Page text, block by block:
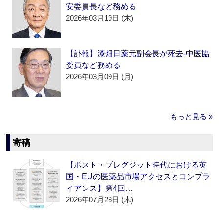
安委員長など務める
2026年03月19日 (木)
【訃報】漆畑日薬元副会長が死去‐中医協
委員など務める
2026年03月09日 (月)
もっと見る »
寄稿
【ポスト・ブレグジット時代における英
国・EUの医薬品市場アクセスとコンプラ
イアンス】第4回…
2026年07月23日 (木)